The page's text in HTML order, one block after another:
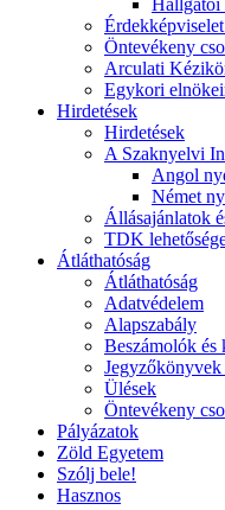
Öntevékeny
Arculati
Egykori
Hirdetések
Hirdetések
A Szaknyelvi
Angol
Német
Állásajánlatok
TDK
Átláthatóság
Átláthatóság
Adatvédelem
Alapszabály
Beszámolók és
Jegyzőkönyvek
Ülések
Öntevékeny
Pályázatok
Zöld Egyetem
Szólj bele!
Hasznos